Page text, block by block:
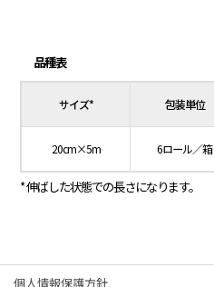
品種表
サイズ* 包装単位
20cm×5m 6ロール／箱
* 伸ばした状態での長さになります。
個人情報保護方針